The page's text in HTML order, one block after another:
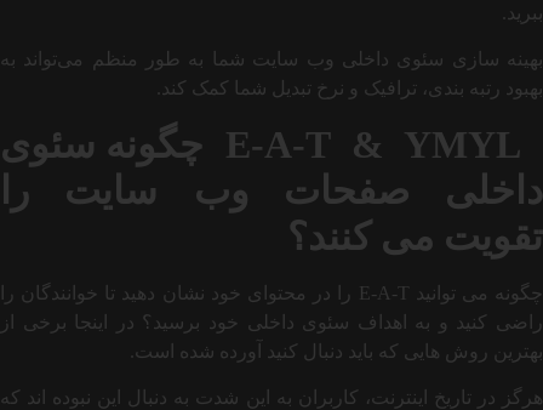
ببرید.
بهینه ‌سازی سئوی داخلی وب سایت شما به طور منظم می‌تواند به
بهبود رتبه ‌بندی، ترافیک و نرخ تبدیل شما کمک کند.
E-A-T & YMYL چگونه سئوی
داخلی صفحات وب سایت را
تقویت می کنند؟
چگونه می توانید E-A-T را در محتوای خود نشان دهید تا خوانندگان را
راضی کنید و به اهداف سئوی داخلی خود برسید؟ در اینجا برخی از
بهترین روش هایی که باید دنبال کنید آورده شده است.
هرگز در تاریخ اینترنت، کاربران به این شدت به دنبال این نبوده اند که